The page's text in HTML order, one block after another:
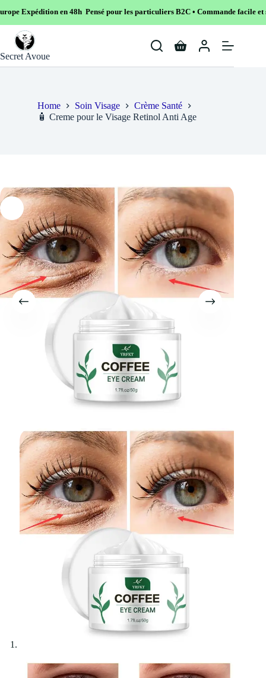
48h Pensé pour les particuliers B2C • Commande facile et sécurisé
content
Secret Avoue
Shopping
Home Soin Visage
Crème Santé
🧴 Creme pour le Visage Retinol Anti Age